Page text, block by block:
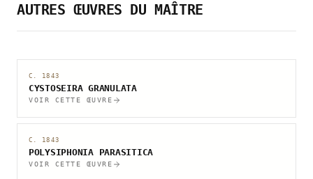
AUTRES ŒUVRES DU MAÎTRE
C. 1843
CYSTOSEIRA GRANULATA
VOIR CETTE ŒUVRE
C. 1843
POLYSIPHONIA PARASITICA
VOIR CETTE ŒUVRE